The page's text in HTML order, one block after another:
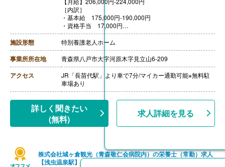
［内訳］
・基本給 175,000円-190,000円
・資格手当 17,000円
・固定残業代 14,000円-17,000円
［その他手当］
・精勤手当 5,100円
・住宅手当（該当者）
・扶養手当（該当者）
【賞与】年2回（計200,000円-300,000円）※前年度実績
【通勤手当】あり（上限30,000円/月）
【昇給】あり（1月1,000円）※前年度実績
【退職金】なし
施設形態 特別養護老人ホーム
事業所所在地 青森県八戸市大字河原木字見立山6-209
アクセス
JR「長苗代駅」より車で7分/マイカー通勤可能※無料駐
車場あり
詳しく聞きたい
(無料)
求人詳細を見る
株式会社城ヶ倉観光（青森敬仁会病院内）の栄養士（常勤）求人
【浅虫温泉駅】